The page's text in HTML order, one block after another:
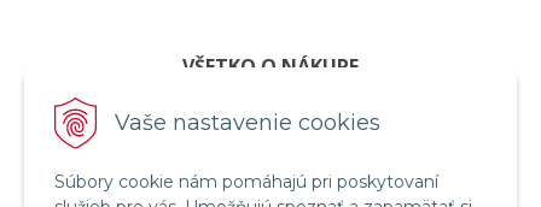
Vaše nastavenie cookies
Súbory cookie nám pomáhajú pri poskytovaní
VŠETKO O NÁKUPE
ZASLANIE OTÁZKY
OBCHODNÉ PODMIENKY